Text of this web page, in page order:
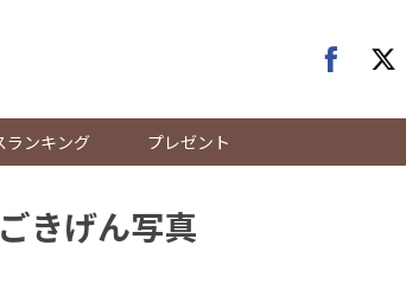
ランキング プレゼント
きげん写真